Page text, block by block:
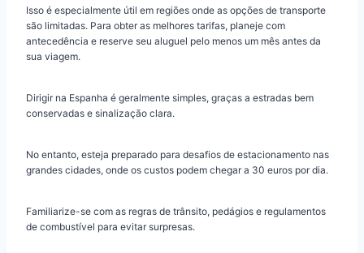
Isso é especialmente útil em regiões onde as opções de transporte
são limitadas. Para obter as melhores tarifas, planeje com
antecedência e reserve seu aluguel pelo menos um mês antes da
sua viagem.
Dirigir na Espanha é geralmente simples, graças a estradas bem
conservadas e sinalização clara.
No entanto, esteja preparado para desafios de estacionamento nas
grandes cidades, onde os custos podem chegar a 30 euros por dia.
Familiarize-se com as regras de trânsito, pedágios e regulamentos
de combustível para evitar surpresas.